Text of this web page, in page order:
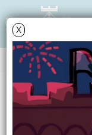
X
Data i hora oficial: 08-
PERFIL DE
Obres